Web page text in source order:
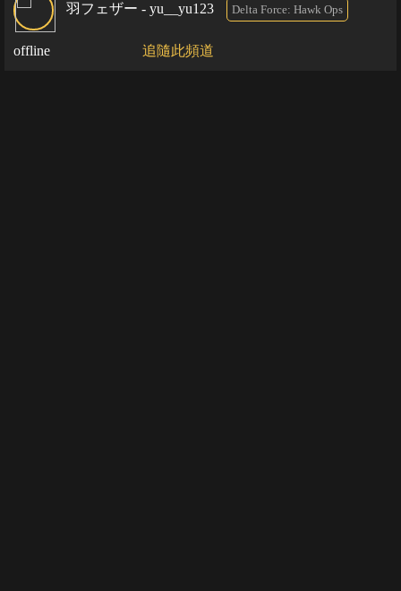
羽フェザー - yu__yu123 Delta Force: Hawk Ops
offline 追隨此頻道